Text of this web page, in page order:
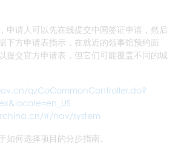
申请人可以先在线提交中国签证申请，然后
下方申请表指示，在就近的领事馆预约面
提交官方申请表，但它们可能覆盖不同的城
qzCoCommonController.do?
#/nav/system
如何选择项目的分步指南。